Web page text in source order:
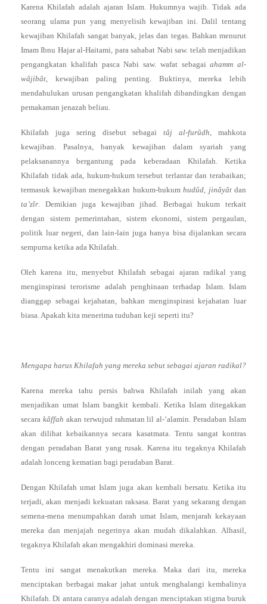
Karena Khilafah adalah ajaran Islam. Hukumnya wajib. Tidak ada
seorang ulama pun yang menyelisih kewajiban ini. Dalil tentang
kewajiban Khilafah sangat banyak, jelas dan tegas. Bahkan menurut
Imam Ibnu Hajar al-Haitami, para sahabat Nabi saw. telah menjadikan
pengangkatan khalifah pasca Nabi saw. wafat sebagaiahamm al-
wâjibât, kewajiban paling penting. Buktinya, mereka lebih
mendahulukan urusan pengangkatan khalifah dibandingkan dengan
pemakaman jenazah beliau.
Khilafah juga sering disebut sebagaitâj al-furûdh, mahkota
kewajiban. Pasalnya, banyak kewajiban dalam syariah yang
pelaksanannya bergantung pada keberadaan Khilafah. Ketika
Khilafah tidak ada, hukum-hukum tersebut terlantar dan terabaikan;
termasuk kewajiban menegakkan hukum-hukum hudûd, jinâyâtdan
ta’zîr. Demikian juga kewajiban jihad. Berbagai hukum terkait
dengan sistem pemerintahan, sistem ekonomi, sistem pergaulan,
politik luar negeri, dan lain-lain juga hanya bisa dijalankan secara
sempurna ketika ada Khilafah.
Oleh karena itu, menyebut Khilafah sebagai ajaran radikal yang
menginspirasi terorisme adalah penghinaan terhadap Islam. Islam
dianggap sebagai kejahatan, bahkan menginspirasi kejahatan luar
biasa. Apakah kita menerima tuduhan keji seperti itu?
Mengapa harus Khilafah yang mereka sebut sebagai ajaran radikal?
Karena mereka tahu persis bahwa Khilafah inilah yang akan
menjadikan umat Islam bangkit kembali. Ketika Islam ditegakkan
secara kâffah akan terwujud rahmatan lil al-‘alamin. Peradaban Islam
akan dilihat kebaikannya secara kasatmata. Tentu sangat kontras
dengan peradaban Barat yang rusak. Karena itu tegaknya Khilafah
adalah lonceng kematian bagi peradaban Barat.
Dengan Khilafah umat Islam juga akan kembali bersatu. Ketika itu
terjadi, akan menjadi kekuatan raksasa. Barat yang sekarang dengan
semena-mena menumpahkan darah umat Islam, menjarah kekayaan
mereka dan menjajah negerinya akan mudah dikalahkan. Alhasil,
tegaknya Khilafah akan mengakhiri dominasi mereka.
Tentu ini sangat menakutkan mereka. Maka dari itu, mereka
menciptakan berbagai makar jahat untuk menghalangi kembalinya
Khilafah. Di antara caranya adalah dengan menciptakan stigma buruk